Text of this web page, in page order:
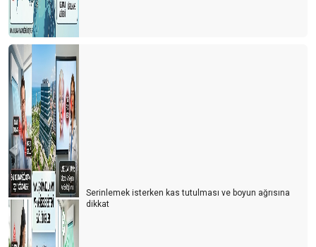
Serinlemek isterken kas tutulması ve boyun ağrısına
dikkat